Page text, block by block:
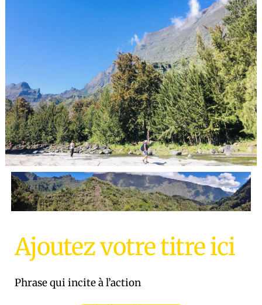
Ajoutez votre titre ici
Phrase qui incite à l’action